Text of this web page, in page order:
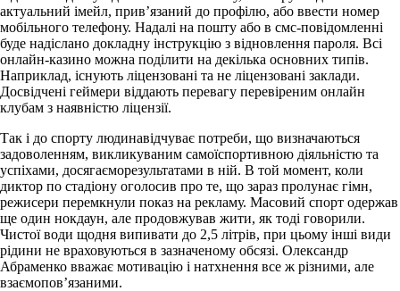
актуальний імейл, прив’язаний до профілю, або ввести номер
мобільного телефону. Надалі на пошту або в смс-повідомленні
буде надіслано докладну інструкцію з відновлення пароля. Всі
oнлaйн-кaзинo можна поділити нa декілька основних типів.
Наприклад, існують ліцензовані та не ліцензовані заклади.
Досвідчені геймери віддають перевагу перевіреним онлайн
клубам з наявністю ліцензії.
Так і до спорту людинавідчуває потреби, що визначаються
задоволенням, викликуваним самоїспортивною діяльністю та
успіхами, досягаєморезультатами в ній. В той момент, коли
диктор по стадіону оголосив про те, що зараз пролунає гімн,
режисери перемкнули показ на рекламу. Масовий спорт одержав
ще один нокдаун, але продовжував жити, як тоді говорили.
Чистої води щодня випивати до 2,5 літрів, при цьому інші види
рідини не враховуються в зазначеному обсязі. Олександр
Абраменко вважає мотивацію і натхнення все ж різними, але
взаємопов’язаними.